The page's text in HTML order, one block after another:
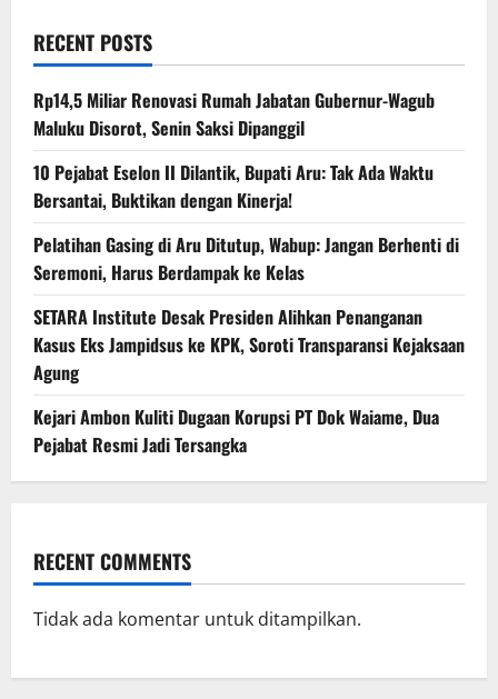
RECENT POSTS
Rp14,5 Miliar Renovasi Rumah Jabatan Gubernur-Wagub
Maluku Disorot, Senin Saksi Dipanggil
10 Pejabat Eselon II Dilantik, Bupati Aru: Tak Ada Waktu
Bersantai, Buktikan dengan Kinerja!
Pelatihan Gasing di Aru Ditutup, Wabup: Jangan Berhenti di
Seremoni, Harus Berdampak ke Kelas
SETARA Institute Desak Presiden Alihkan Penanganan
Kasus Eks Jampidsus ke KPK, Soroti Transparansi Kejaksaan
Agung
Kejari Ambon Kuliti Dugaan Korupsi PT Dok Waiame, Dua
Pejabat Resmi Jadi Tersangka
RECENT COMMENTS
Tidak ada komentar untuk ditampilkan.